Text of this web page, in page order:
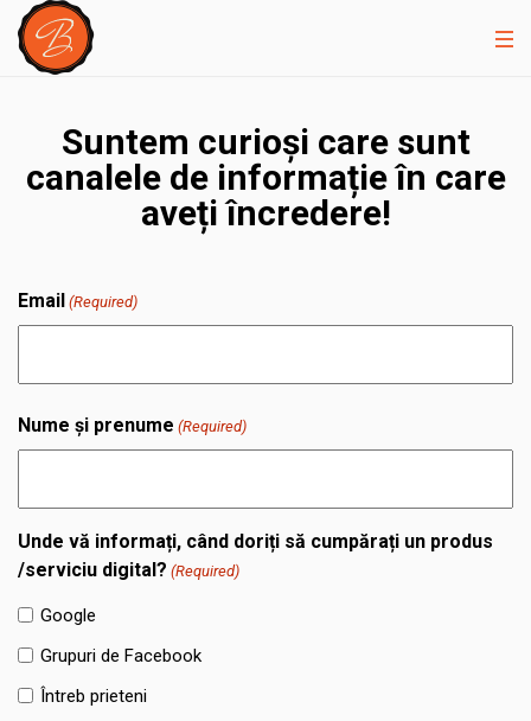
Suntem curioși care sunt
canalele de informație în care
aveți încredere!
Email (Required)
Nume și prenume (Required)
Unde vă informați, când doriți să cumpărați un produs
/serviciu digital? (Required)
Google
Grupuri de Facebook
Întreb prieteni